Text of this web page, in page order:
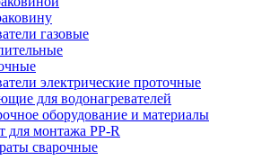
газовые
электрические проточные
для водонагревателей
оборудование и материалы
для монтажа PP-R
сварочные